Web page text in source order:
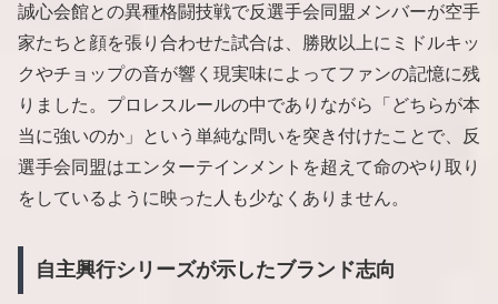
誠心会館との異種格闘技戦で反選手会同盟メンバーが空手
家たちと顔を張り合わせた試合は、勝敗以上にミドルキッ
クやチョップの音が響く現実味によってファンの記憶に残
りました。プロレスルールの中でありながら「どちらが本
当に強いのか」という単純な問いを突き付けたことで、反
選手会同盟はエンターテインメントを超えて命のやり取り
をしているように映った人も少なくありません。
自主興行シリーズが示したブランド志向